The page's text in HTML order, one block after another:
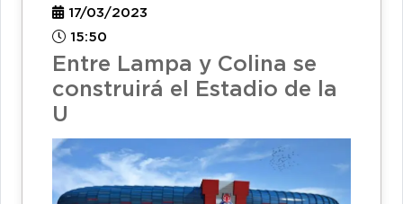
17/03/2023
15:50
Entre Lampa y Colina se
construirá el Estadio de la
U